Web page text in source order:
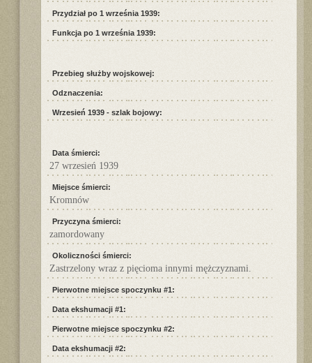
Przydział po 1 września 1939:
Funkcja po 1 września 1939:
Przebieg służby wojskowej:
Odznaczenia:
Wrzesień 1939 - szlak bojowy:
Data śmierci:
27 wrzesień 1939
Miejsce śmierci:
Kromnów
Przyczyna śmierci:
zamordowany
Okoliczności śmierci:
Zastrzelony wraz z pięcioma innymi mężczyznami.
Pierwotne miejsce spoczynku #1:
Data ekshumacji #1:
Pierwotne miejsce spoczynku #2:
Data ekshumacji #2: